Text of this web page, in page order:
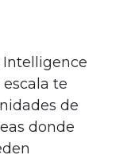
Intelligence
te
de
donde